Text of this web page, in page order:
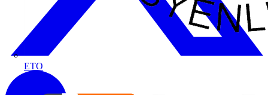
ETO